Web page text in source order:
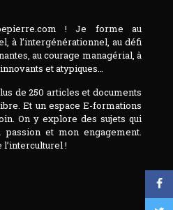
! Je forme au
à l’intergénérationnel, au défi
au courage managérial, à
et atypiques…
de 250 articles et documents
Et un espace E-formations
On y explore des sujets qui
et mon engagement.
l’interculturel !